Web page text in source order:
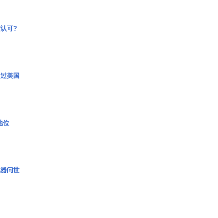
可?
美国
位
问世